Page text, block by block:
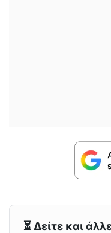
⏳ Δείτε και